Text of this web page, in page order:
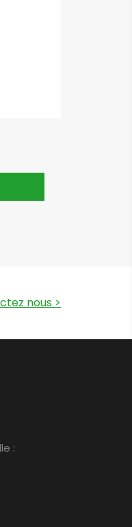
nous >
: